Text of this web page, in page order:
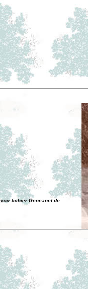
voir fichier Geneanet de